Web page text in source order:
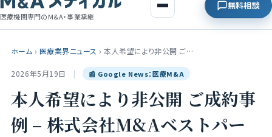
医療機関専門のM&A・事業承継
無料相談
ホーム › 医療業界ニュース › 本人希望により非公開 ご…
2026年5月19日 | 📰 Google News：医療M&A
本人希望により非公開 ご成約事
例 – 株式会社M&Aベストパー